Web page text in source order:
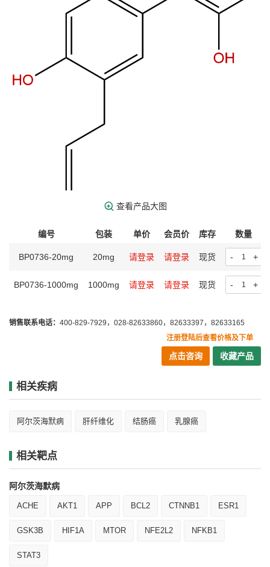
查看产品大图
编号 包装 单价 会员价 库存 数量
BP0736-20mg 20mg 请登录 请登录 现货 - +
BP0736-1000mg 1000mg 请登录 请登录 现货 - +
销售联系电话： 400-829-7929，028-82633860，82633397，82633165
注册登陆后查看价格及下单
点击咨询 收藏产品
相关疾病
阿尔茨海默病 肝纤维化 结肠癌 乳腺癌
相关靶点
阿尔茨海默病
ACHE AKT1 APP BCL2 CTNNB1 ESR1
GSK3B HIF1A MTOR NFE2L2 NFKB1
STAT3